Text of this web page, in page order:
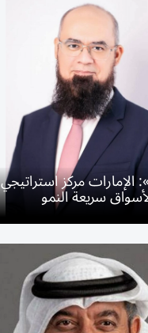
الإمارات مركز
سريعة النمو